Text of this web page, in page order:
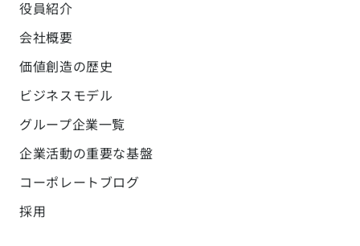
役員紹介
会社概要
価値創造の歴史
ビジネスモデル
グループ企業一覧
企業活動の重要な基盤
コーポレートブログ
採用